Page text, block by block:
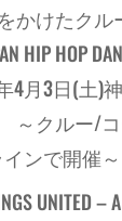
かけたクル
HIP HOP
4月3日(土)
クルー/コ
ンで開催～
UNITED –